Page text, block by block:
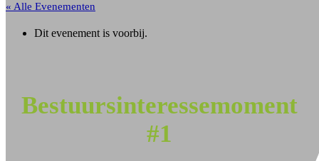
« Alle Evenementen
Dit evenement is voorbij.
Bestuursinteressemoment
#1